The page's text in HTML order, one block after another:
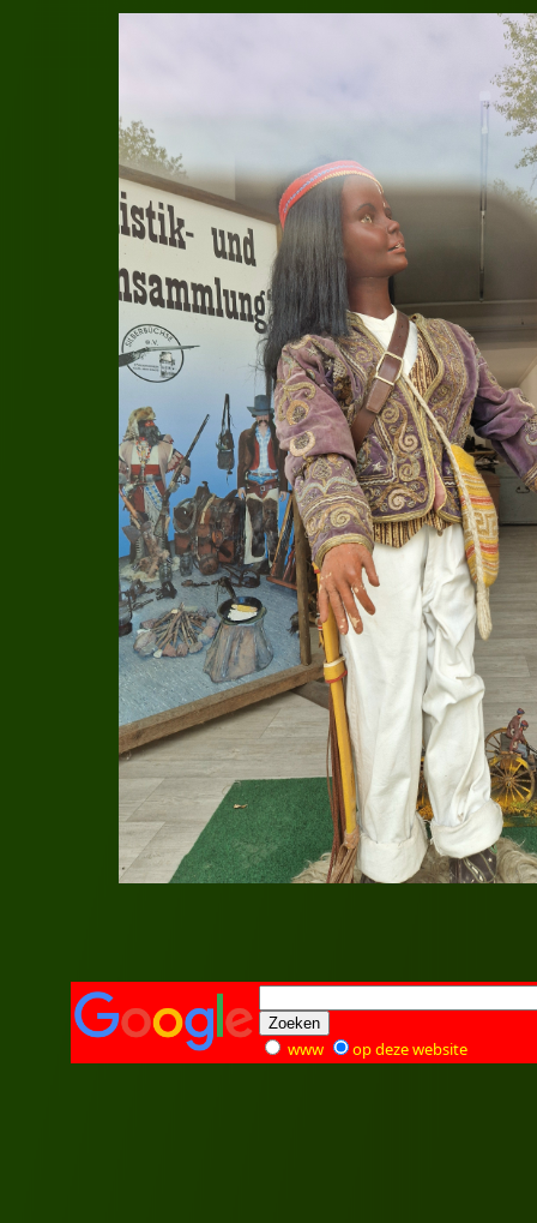
www op deze website